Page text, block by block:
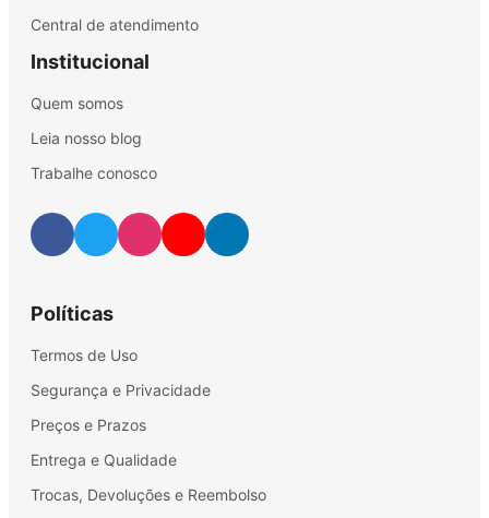
Central de atendimento
Institucional
Quem somos
Leia nosso blog
Trabalhe conosco
Políticas
Termos de Uso
Segurança e Privacidade
Preços e Prazos
Entrega e Qualidade
Trocas, Devoluções e Reembolso